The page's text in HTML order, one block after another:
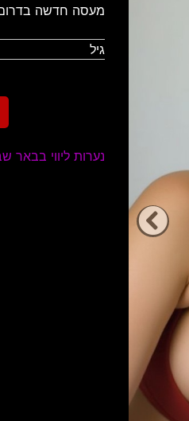
מעסה חדשה בדרום!
גיל
נערות ליווי בבאר